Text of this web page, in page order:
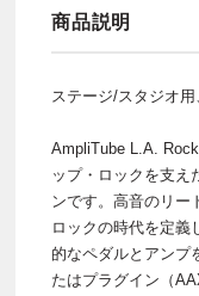
商品説明
ステージ/スタジオ用
AmpliTube L.A.
ップ・ロックを支え
ンです。高音のリー
ロックの時代を定義
的なペダルとアンプ
たはプラグイン（